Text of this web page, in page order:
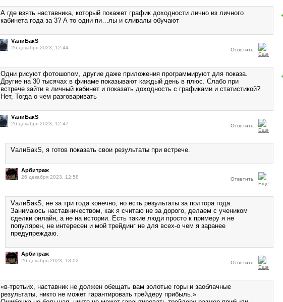
А где взять наставника, который покажет график доходности лично из личного
кабинета года за 3? А то одни пи…лы и сливалы обучают
VалиБакS
26 декабря 2023, 12:44 Ответить
Одни рисуют фотошопом, другие даже приложения программируют для показа.
Другие на 30 тысячах в финаме показывают каждый день в плюс. Слабо при
встрече зайти в личный кабинет и показать доходность с графиками и статистикой?
Нет, Тогда о чем разговаривать
VалиБакS
26 декабря 2023, 12:47 Ответить
VалиБакS, я готов показать свои результаты при встрече.
Арбитраж
26 декабря 2023, 12:58 Ответить
VалиБакS, не за три года конечно, но есть результаты за полтора года.
Занимаюсь наставничеством, как я считаю не за дорого, делаем с учеником
сделки онлайн, а не на истории. Есть такие люди просто к примеру я не
популярен, не интересен и мой трейдинг не для всех-о чем я заранее
предупреждаю.
Арбитраж
26 декабря 2023, 13:02 Ответить
«в-третьих, наставник не должен обещать вам золотые горы и заоблачные
результаты, никто не может гарантировать трейдеру прибыль.»